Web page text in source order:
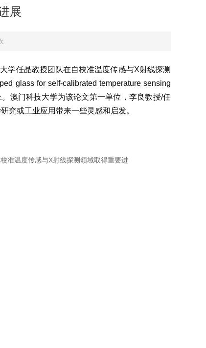
展
学任晶教授团队在自校准温度传感与X射线探测
glass for self-calibrated temperature sensing
澳门科技大学为该论文第一单位，李良教授/任
究或工业应用带来一些灵感和启发。